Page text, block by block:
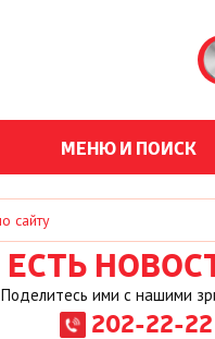
МЕНЮ И ПОИСК
ЕСТЬ
Поделитесь ими с нашими
202-22-22